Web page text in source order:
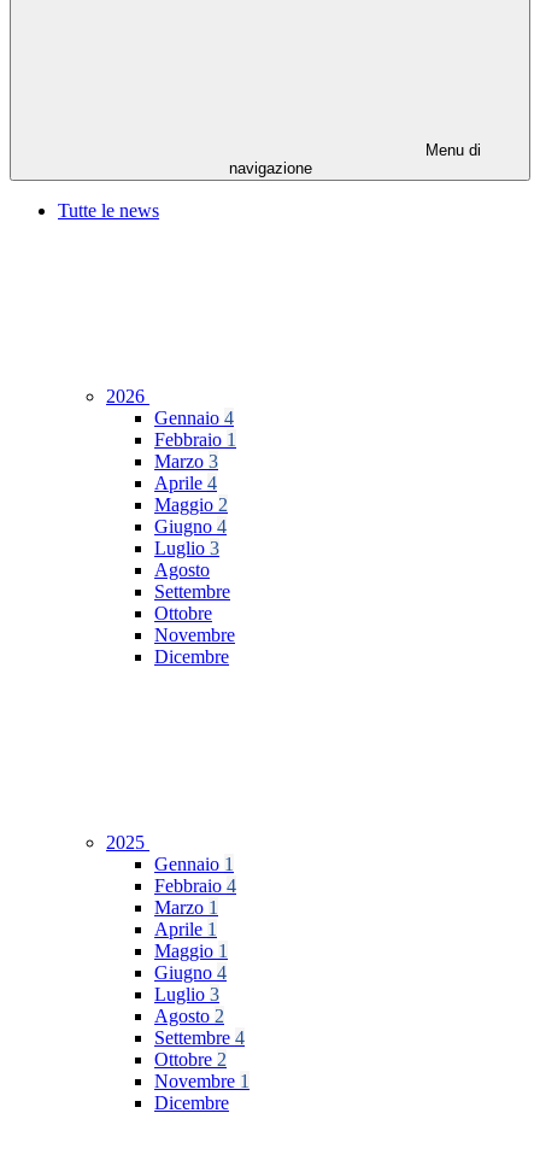
Menu di
navigazione
Tutte le news
2026
Gennaio 4
Febbraio 1
Marzo 3
Aprile 4
Maggio 2
Giugno 4
Luglio 3
Agosto
Settembre
Ottobre
Novembre
Dicembre
2025
Gennaio 1
Febbraio 4
Marzo 1
Aprile 1
Maggio 1
Giugno 4
Luglio 3
Agosto 2
Settembre 4
Ottobre 2
Novembre 1
Dicembre